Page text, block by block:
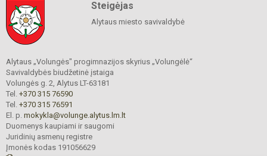
Steigėjas
Alytaus miesto savivaldybė
Alytaus „Volungės" progimnazijos skyrius „Volungėlė“
Savivaldybės biudžetinė įstaiga
Volungės g. 2, Alytus LT-63181
Tel. +370 315 76590
Tel. +370 315 76591
El. p. mokykla@volunge.alytus.lm.lt
Duomenys kaupiami ir saugomi
Juridinių asmenų registre
Įmonės kodas 191056629